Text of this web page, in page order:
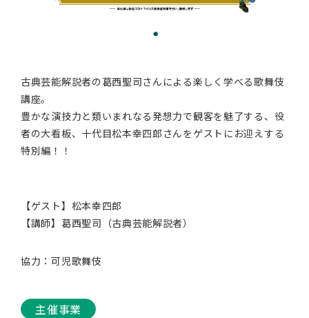
古典芸能解説者の葛西聖司さんによる楽しく学べる歌舞伎
講座。
豊かな演技力と類いまれなる発想力で観客を魅了する、役
者の大看板、十代目松本幸四郎さんをゲストにお迎えする
特別編！！
【ゲスト】松本幸四郎
【講師】葛西聖司（古典芸能解説者）
協力：可児歌舞伎
主催事業